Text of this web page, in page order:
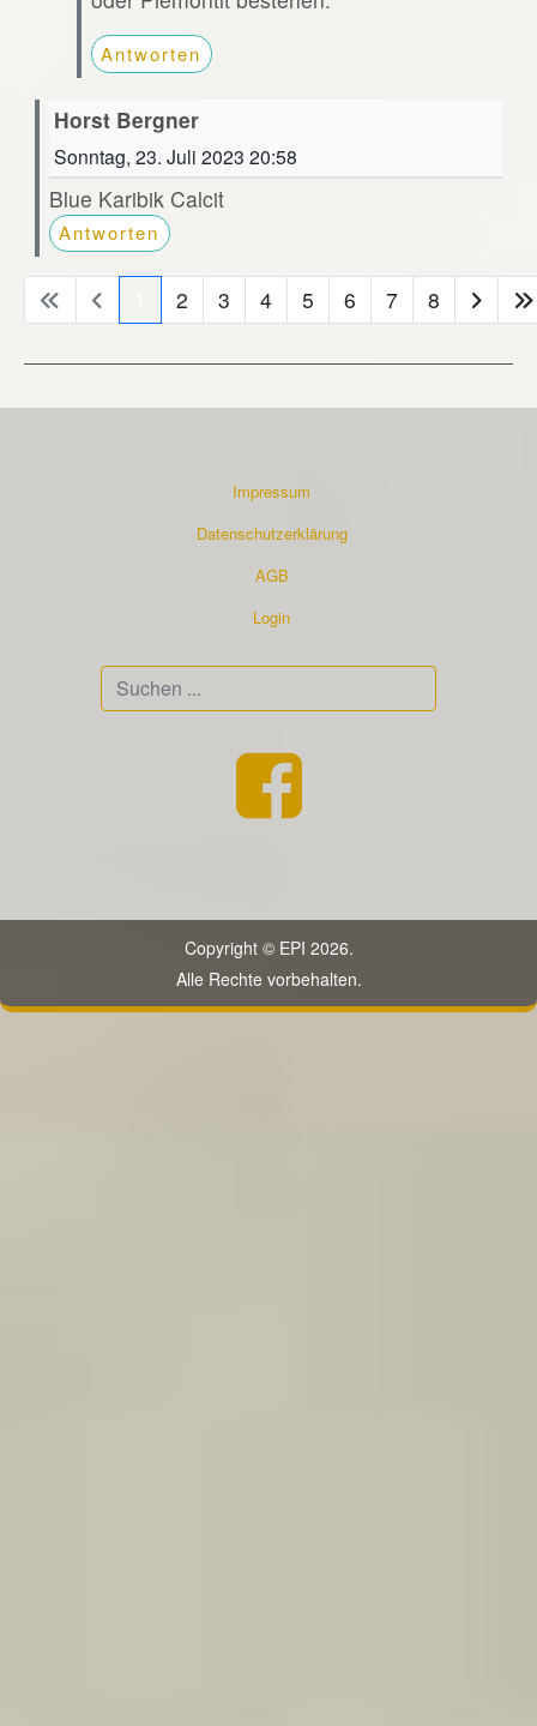
Antworten
Horst Bergner
Sonntag, 23. Juli 2023 20:58
Blue Karibik Calcit
Antworten
2 3 4 5 6 7 8
Impressum
Datenschutzerklärung
AGB
Login
Copyright © EPI 2026.
Alle Rechte vorbehalten.